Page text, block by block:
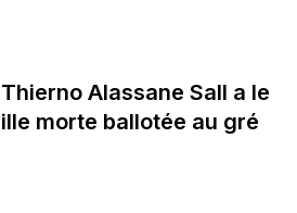
Alassane Sall a le
morte ballotée au gré